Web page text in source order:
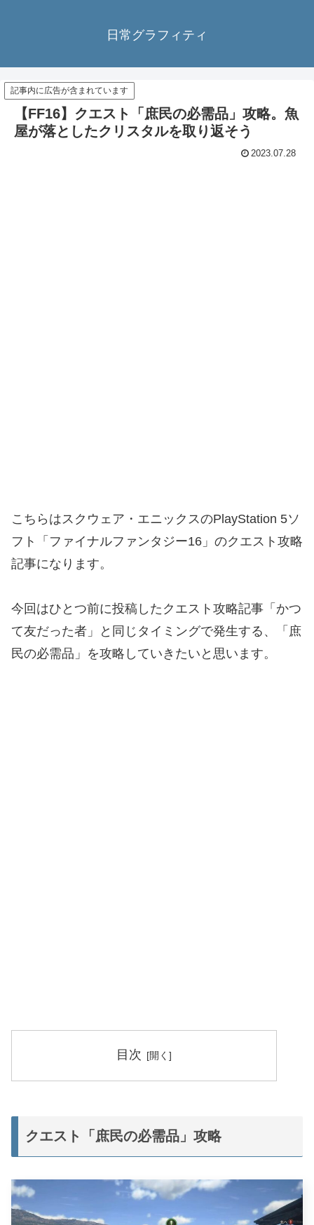
日常グラフィティ
記事内に広告が含まれています
【FF16】クエスト「庶民の必需品」攻略。魚
屋が落としたクリスタルを取り返そう
2023.07.28
こちらはスクウェア・エニックスのPlayStation 5ソ
フト「ファイナルファンタジー16」のクエスト攻略
記事になります。
今回はひとつ前に投稿したクエスト攻略記事「かつ
て友だった者」と同じタイミングで発生する、「庶
民の必需品」を攻略していきたいと思います。
目次
クエスト「庶民の必需品」攻略